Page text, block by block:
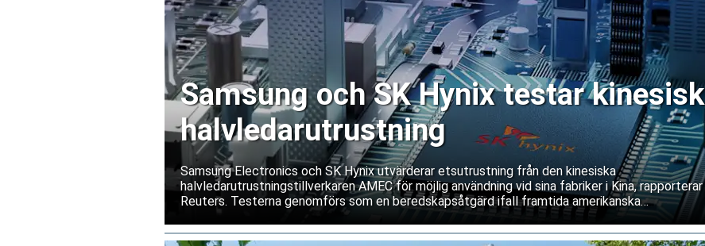
Samsung och SK Hynix testar kinesisk
halvledarutrustning
Samsung Electronics och SK Hynix utvärderar etsutrustning från den kinesiska
halvledarutrustningstillverkaren AMEC för möjlig användning vid sina fabriker i Kina, rapporterar
Reuters. Testerna genomförs som en beredskapsåtgärd ifall framtida amerikanska
exportrestriktioner skulle försvåra service och underhåll av västerländsk utrustning. Båda
bolagen tillbakavisar dock uppgifterna.